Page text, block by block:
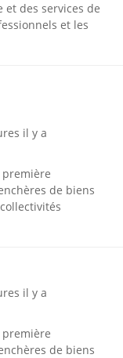
des services de
et les
il y a
de biens
il y a
de biens